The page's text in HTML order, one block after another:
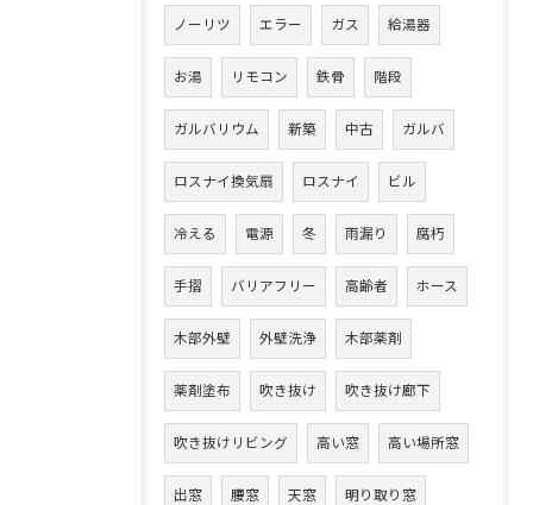
ノーリツ エラー ガス 給湯器
お湯 リモコン 鉄骨 階段
ガルバリウム 新築 中古 ガルバ
ロスナイ換気扇 ロスナイ ビル
冷える 電源 冬 雨漏り 腐朽
手摺 バリアフリー 高齢者 ホース
木部外壁 外壁洗浄 木部薬剤
薬剤塗布 吹き抜け 吹き抜け廊下
吹き抜けリビング 高い窓 高い場所窓
出窓 腰窓 天窓 明り取り窓